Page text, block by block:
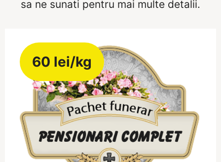
sa ne sunati pentru mai multe detalii.
60 lei/kg